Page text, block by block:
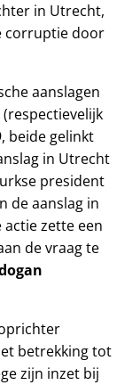
in Utrecht,
corruptie door
aanslagen
beide gelinkt
in Utrecht
president
de aanslag in
zette een
de vraag te
betrekking tot
zijn inzet bij